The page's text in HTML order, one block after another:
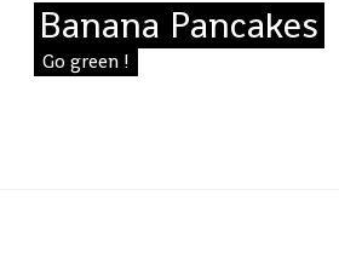
Banana Pancakes
Go green !